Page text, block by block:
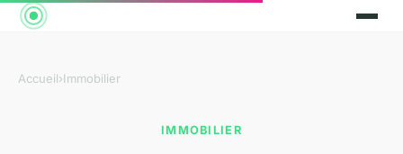
Accueil›Immobilier
IMMOBILIER